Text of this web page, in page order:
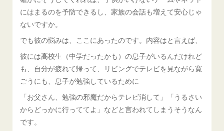
にはまるのを予防できるし、家族の会話も増えて安心じゃ
ないですか。
でも彼の悩みは、ここにあったのです。内容はと言えば、
彼には高校生（中学だったかも）の息子がいるんだけれど
も、自分が疲れて帰って、リビングでテレビを見ながら寛
ごうにも、息子が勉強しているために
「お父さん、勉強の邪魔だからテレビ消して」「うるさい
からどっかに行っててよ」などと言われてしまうそうなん
です。